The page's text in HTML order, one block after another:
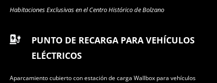
Habitaciones Exclusivas en el Centro Histórico de Bolzano
PUNTO DE RECARGA PARA VEHÍCULOS
ELÉCTRICOS
Aparcamiento cubierto con estación de carga Wallbox para vehículos